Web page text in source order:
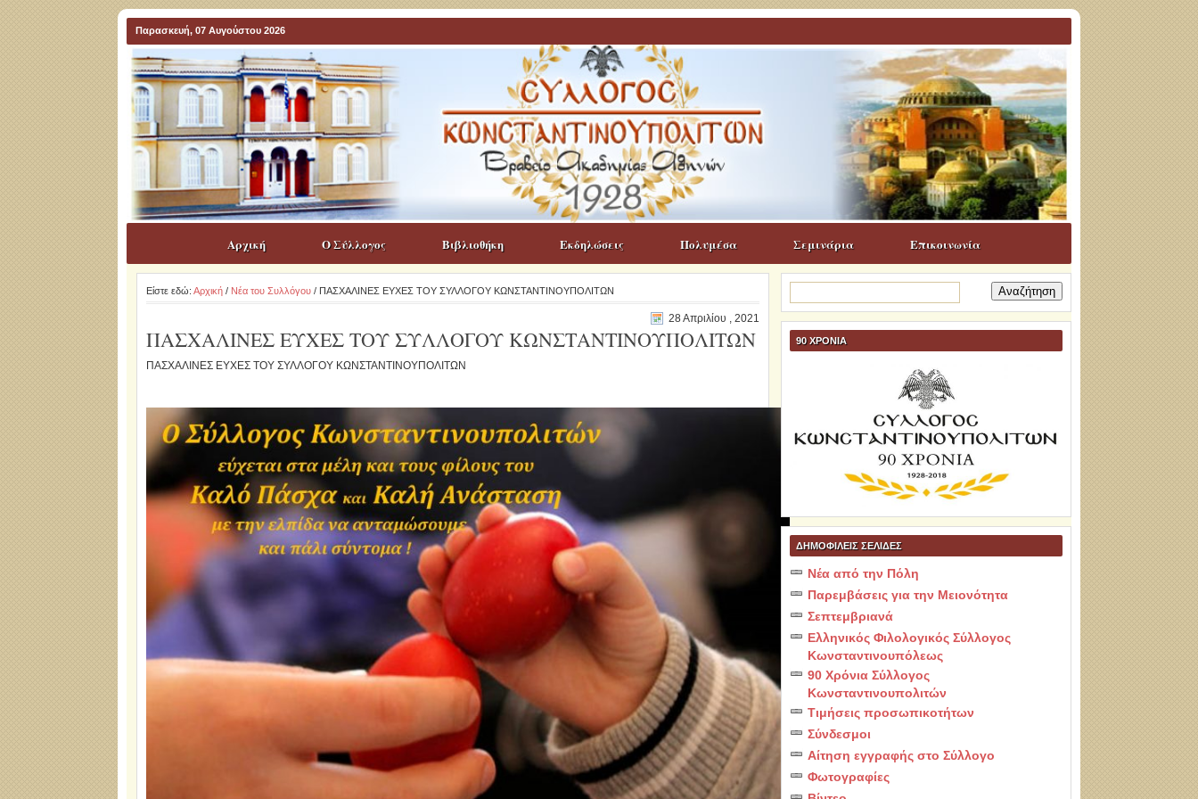
Παρασκευή, 07 Αυγούστου 2026
Αρχική Ο Σύλλογος Βιβλιοθήκη Εκδηλώσεις Πολυμέσα Σεμινάρια Επικοινωνία
Είστε εδώ: Αρχική/ Νέα του Συλλόγου/ ΠΑΣΧΑΛΙΝΕΣ ΕΥΧΕΣ ΤΟΥ ΣΥΛΛΟΓΟΥ ΚΩΝΣΤΑΝΤΙΝΟΥΠΟΛΙΤΩΝ
28 Απριλίου , 2021
ΠΑΣΧΑΛΙΝΕΣ ΕΥΧΕΣ ΤΟΥ ΣΥΛΛΟΓΟΥ ΚΩΝΣΤΑΝΤΙΝΟΥΠΟΛΙΤΩΝ
ΠΑΣΧΑΛΙΝΕΣ ΕΥΧΕΣ ΤΟΥ ΣΥΛΛΟΓΟΥ ΚΩΝΣΤΑΝΤΙΝΟΥΠΟΛΙΤΩΝ
για:
90 ΧΡΟΝΙΑ
ΔΗΜΟΦΙΛΕΙΣ ΣΕΛΙΔΕΣ
Νέα από την Πόλη
Παρεμβάσεις για την Μειονότητα
Σεπτεμβριανά
Ελληνικός Φιλολογικός Σύλλογος
Κωνσταντινουπόλεως
90 Χρόνια Σύλλογος
Κωνσταντινουπολιτών
Τιμήσεις προσωπικοτήτων
Σύνδεσμοι
Αίτηση εγγραφής στο Σύλλογο
Φωτογραφίες